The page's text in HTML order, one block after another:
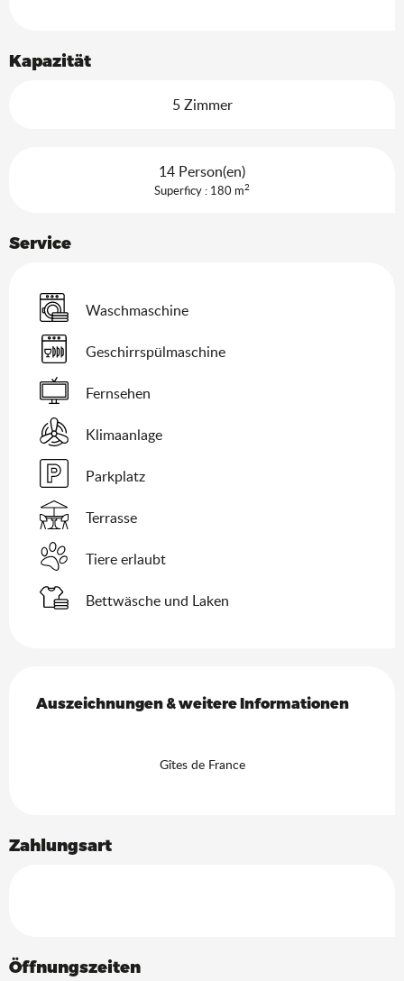
Kapazität
5 Zimmer
14 Person(en)
Superficy : 180 m2
Service
Waschmaschine
Geschirrspülmaschine
Fernsehen
Klimaanlage
Parkplatz
Terrasse
Tiere erlaubt
Bettwäsche und Laken
Auszeichnungen & weitere Informationen
Auszeichnungen & weitere Informationen
Gîtes de France
Zahlungsart
Öffnungszeiten